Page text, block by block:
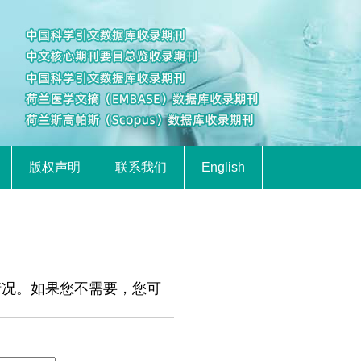
版权声明 联系我们 English
。如果您不需要，您可